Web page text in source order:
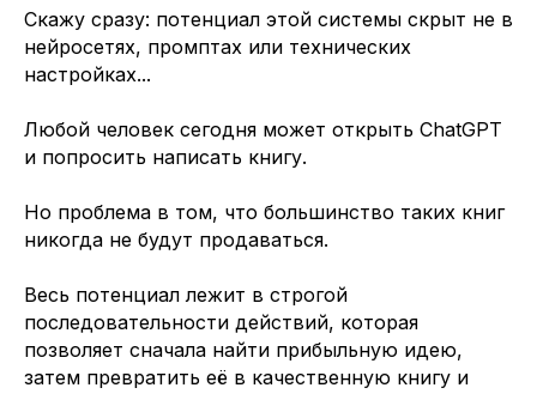
Скажу сразу: потенциал этой системы скрыт не в
нейросетях, промптах или технических
настройках...
Любой человек сегодня может открыть ChatGPT
и попросить написать книгу.
Но проблема в том, что большинство таких книг
никогда не будут продаваться.
Весь потенциал лежит в строгой
последовательности действий, которая
позволяет сначала найти прибыльную идею,
затем превратить её в качественную книгу и